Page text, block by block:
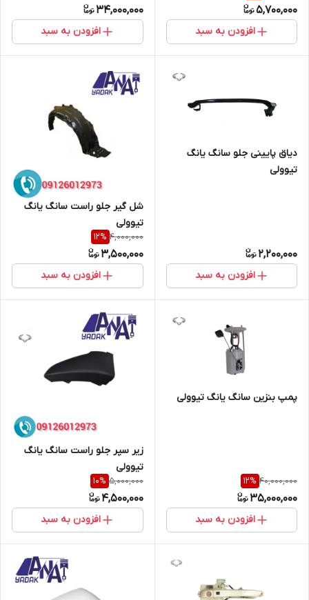
5,700,000
افزودن به سبد
34,000,000
افزودن به سبد
دیاق پایینی جلو سانگ یانگ
تیوولی
2,200,000
افزودن به سبد
شل گیر جلو راست سانگ یانگ
تیوولی
4,000,000
12%
3,500,000
افزودن به سبد
پمپ بنزین سانگ یانگ تیوولی
40,000,000
12%
35,000,000
افزودن به سبد
زیر سپر جلو راست سانگ یانگ
تیوولی
5,000,000
10%
4,500,000
افزودن به سبد